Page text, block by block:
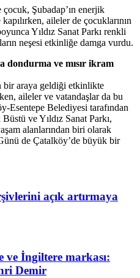
Şubadap’ın enerjik
aileler de çocuklarının
Yıldız Sanat Parkı renkli
neşesi etkinliğe damga vurdu.
dondurma ve mısır ikram
bir araya geldiği etkinlikte
aileler ve vatandaşlar da bu
Esentepe Belediyesi tarafından
ve Yıldız Sanat Parkı,
alanlarından biri olarak
de Çatalköy’de büyük bir
açık artırmaya
ve İngiltere markası:
Demir